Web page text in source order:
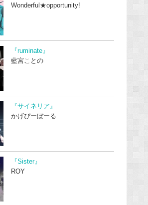
Wonderful★opportunity!
『ruminate』
藍宮ことの
『サイネリア』
かげぴーぼーる
『Sister』
ROY